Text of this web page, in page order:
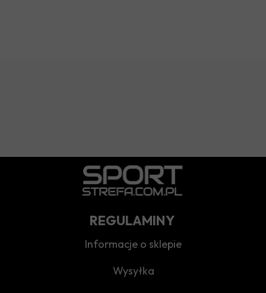
REGULAMINY
Wysyłka
Informacje o sklepie